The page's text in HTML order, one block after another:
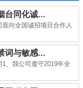
台同化诚...
向全国诚招项目合作人
词与敏感...
、我公司遵守2019年全